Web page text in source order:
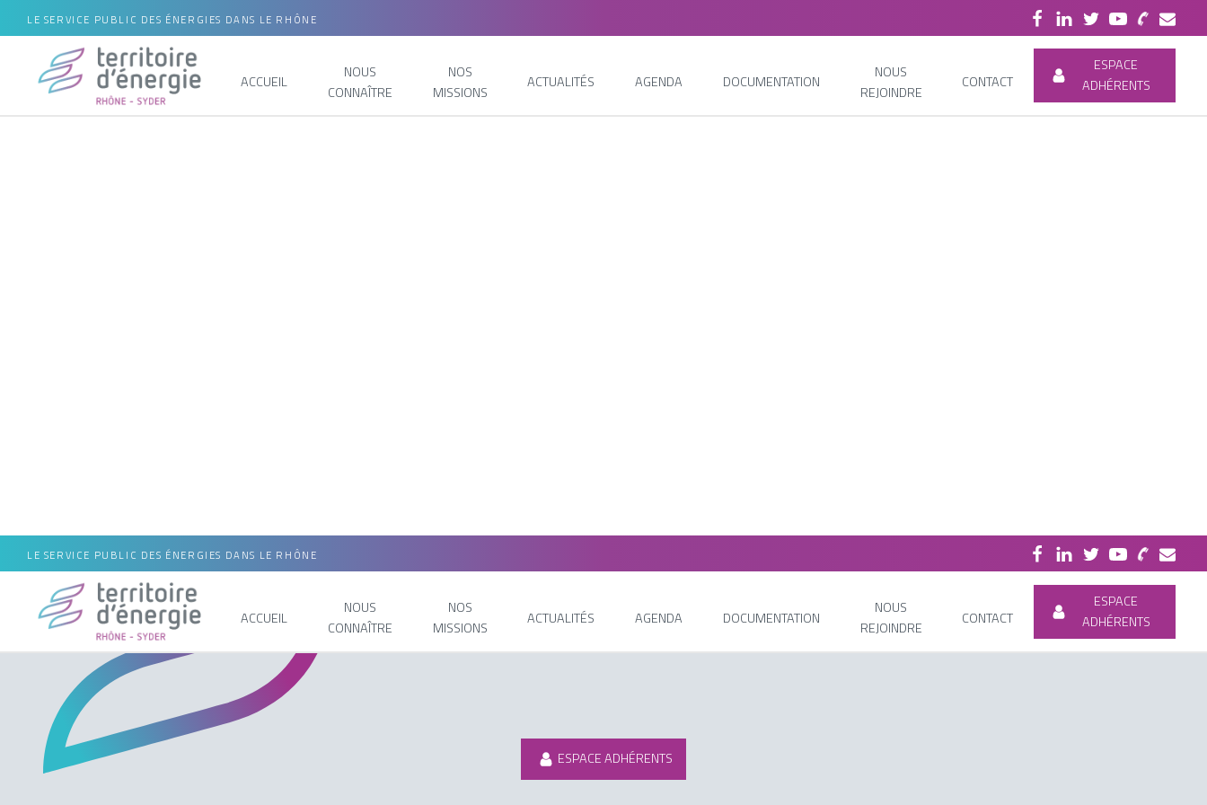
LE SERVICE PUBLIC DES ÉNERGIES DANS LE RHÔNE
ACCUEIL
NOUS
CONNAÎTRE
NOS
MISSIONS
ACTUALITÉS AGENDA DOCUMENTATION
NOUS
REJOINDRE
CONTACT
ESPACE
ADHÉRENTS
LE SERVICE PUBLIC DES ÉNERGIES DANS LE RHÔNE
ACCUEIL
NOUS
CONNAÎTRE
NOS
MISSIONS
ACTUALITÉS AGENDA DOCUMENTATION
NOUS
REJOINDRE
CONTACT
ESPACE
ADHÉRENTS
ESPACE ADHÉRENTS